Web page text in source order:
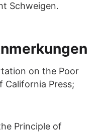
Schweigen.
on the Poor
California Press;
Principle of